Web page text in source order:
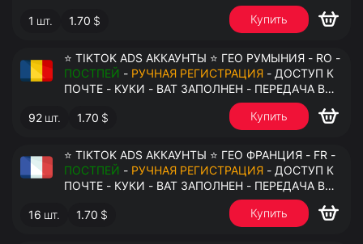
1 шт. 1.70 $ Купить
⭐ TIKTOK ADS АККАУНТЫ ⭐ ГЕО РУМЫНИЯ - RO -
ПОСТПЕЙ - РУЧНАЯ РЕГИСТРАЦИЯ - ДОСТУП К
ПОЧТЕ - КУКИ - ВАТ ЗАПОЛНЕН - ПЕРЕДАЧА В
92 шт. 1.70 $ Купить
⭐ TIKTOK ADS АККАУНТЫ ⭐ ГЕО ФРАНЦИЯ - FR -
ПОСТПЕЙ - РУЧНАЯ РЕГИСТРАЦИЯ
ПОЧТЕ - КУКИ - ВАТ ЗАПОЛНЕН - ПЕРЕДАЧА В
16 шт. 1.70 $ Купить